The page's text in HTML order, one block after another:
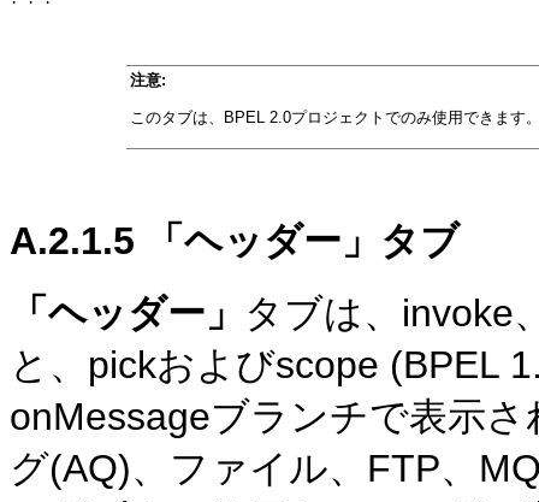
注意:
このタブは、BPEL 2.0プロジェクトでのみ使用できます
A.2.1.5 「ヘッダー」タブ
「ヘッダー」 タブは、invoke
と、pickおよびscope (BPEL
onMessageブランチで表示
グ(AQ)、ファイル、FTP、